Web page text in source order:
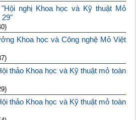
nghị Khoa học và Kỹ thuật Mỏ
29"
Khoa học và Công nghệ Mỏ Việt
thảo Khoa học và Kỹ thuật mỏ toàn
thảo Khoa học và Kỹ thuật mỏ toàn